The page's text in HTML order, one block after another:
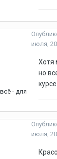
- для
июля,
Хотя
но
июля,